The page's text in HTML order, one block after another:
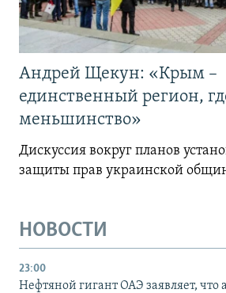
Андрей Щекун: «Крым –
единственный регион,
меньшинство»
Дискуссия вокруг планов
защиты прав украинской
НОВОСТИ
23:00
Нефтяной гигант ОАЭ заявляет, что